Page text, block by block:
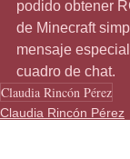
podido obtener
de Minecraft
mensaje
cuadro de chat.
Claudia Rincón Pérez
Claudia Rincón Pérez